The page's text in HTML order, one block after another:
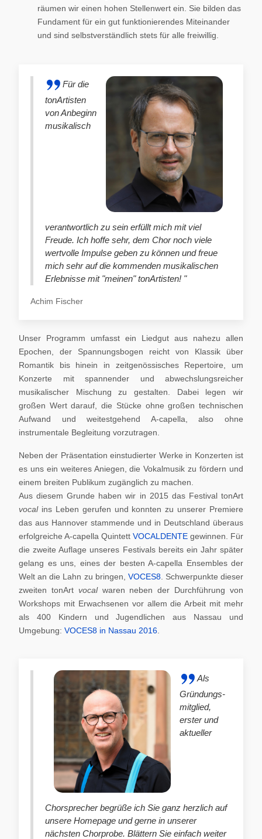
räumen wir einen hohen Stellenwert ein. Sie bilden das
Fundament für ein gut funktionierendes Miteinander
und sind selbstverständlich stets für alle freiwillig.
Für die
tonArtisten
von Anbeginn
musikalisch
verantwortlich zu sein erfüllt mich mit viel
Freude. Ich hoffe sehr, dem Chor noch viele
wertvolle Impulse geben zu können und freue
mich sehr auf die kommenden musikalischen
Erlebnisse mit "meinen" tonArtisten! "
Achim Fischer
Unser Programm umfasst ein Liedgut aus nahezu allen
Epochen, der Spannungsbogen reicht von Klassik über
Romantik bis hinein in zeitgenössisches Repertoire, um
Konzerte mit spannender und abwechslungsreicher
musikalischer Mischung zu gestalten. Dabei legen wir
großen Wert darauf, die Stücke ohne großen technischen
Aufwand und weitestgehend A-capella, also ohne
instrumentale Begleitung vorzutragen.
Neben der Präsentation einstudierter Werke in Konzerten ist
es uns ein weiteres Aniegen, die Vokalmusik zu fördern und
einem breiten Publikum zugänglich zu machen.
Aus diesem Grunde haben wir in 2015 das Festival tonArt
vocal ins Leben gerufen und konnten zu unserer Premiere
das aus Hannover stammende und in Deutschland überaus
erfolgreiche A-capella Quintett VOCALDENTE gewinnen. Für
die zweite Auflage unseres Festivals bereits ein Jahr später
gelang es uns, eines der besten A-capella Ensembles der
Welt an die Lahn zu bringen, VOCES8. Schwerpunkte dieser
zweiten tonArt vocalwaren neben der Durchführung von
Workshops mit Erwachsenen vor allem die Arbeit mit mehr
als 400 Kindern und Jugendlichen aus Nassau und
Umgebung: VOCES8 in Nassau 2016
Als
Gründungs-
mitglied,
erster und
aktueller
Chorsprecher begrüße ich Sie ganz herzlich auf
unsere Homepage und gerne in unserer
nächsten Chorprobe. Blättern Sie einfach weiter